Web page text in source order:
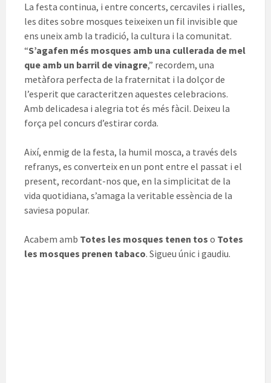
La festa continua, i entre concerts, cercaviles i rialles,
les dites sobre mosques teixeixen un fil invisible que
ens uneix amb la tradició, la cultura i la comunitat.
“S’agafen més mosques amb una cullerada de mel
que amb un barril de vinagre,” recordem, una
metàfora perfecta de la fraternitat i la dolçor de
l’esperit que caracteritzen aquestes celebracions.
Amb delicadesa i alegria tot és més fàcil. Deixeu la
força pel concurs d’estirar corda.
Així, enmig de la festa, la humil mosca, a través dels
refranys, es converteix en un pont entre el passat i el
present, recordant-nos que, en la simplicitat de la
vida quotidiana, s’amaga la veritable essència de la
saviesa popular.
Acabem amb Totes les mosques tenen tos o Totes
les mosques prenen tabaco. Sigueu únic i gaudiu.